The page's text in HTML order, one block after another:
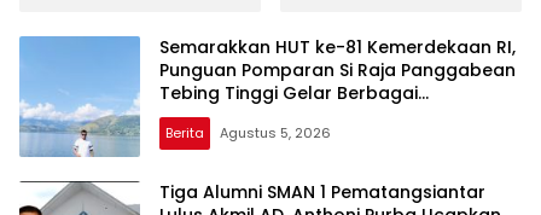
Aquabike Danau Toba,
Jumlah Penumpang
Pesawat Naik 8% Capai
7.968
Jumlah Penumpang
Pesawat Naik 8% Capai
7.968
Semarakkan HUT ke-81 Kemerdekaan RI,
Punguan Pomparan Si Raja Panggabean
Tebing Tinggi Gelar Berbagai
Perlombaan
Berita Agustus 5, 2026
Tiga Alumni SMAN 1 Pematangsiantar